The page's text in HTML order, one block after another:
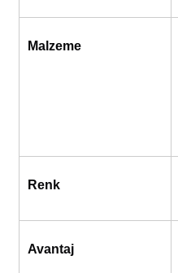
Malzeme
Renk
Avantaj